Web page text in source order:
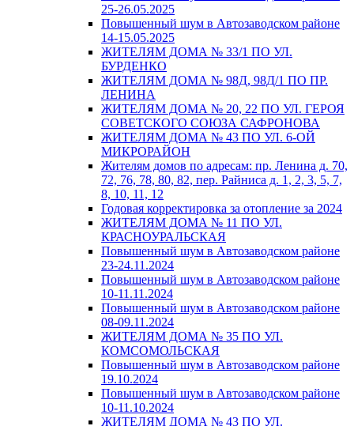
25-26.05.2025
Повышенный шум в Автозаводском районе
14-15.05.2025
ЖИТЕЛЯМ ДОМА № 33/1 ПО УЛ.
БУРДЕНКО
ЖИТЕЛЯМ ДОМА № 98Д, 98Д/1 ПО ПР.
ЛЕНИНА
ЖИТЕЛЯМ ДОМА № 20, 22 ПО УЛ. ГЕРОЯ
СОВЕТСКОГО СОЮЗА САФРОНОВА
ЖИТЕЛЯМ ДОМА № 43 ПО УЛ. 6-ОЙ
МИКРОРАЙОН
Жителям домов по адресам: пр. Ленина д. 70,
72, 76, 78, 80, 82, пер. Райниса д. 1, 2, 3, 5, 7,
8, 10, 11, 12
Годовая корректировка за отопление за 2024
ЖИТЕЛЯМ ДОМА № 11 ПО УЛ.
КРАСНОУРАЛЬСКАЯ
Повышенный шум в Автозаводском районе
23-24.11.2024
Повышенный шум в Автозаводском районе
10-11.11.2024
Повышенный шум в Автозаводском районе
08-09.11.2024
ЖИТЕЛЯМ ДОМА № 35 ПО УЛ.
КОМСОМОЛЬСКАЯ
Повышенный шум в Автозаводском районе
19.10.2024
Повышенный шум в Автозаводском районе
10-11.10.2024
ЖИТЕЛЯМ ДОМА № 43 ПО УЛ.